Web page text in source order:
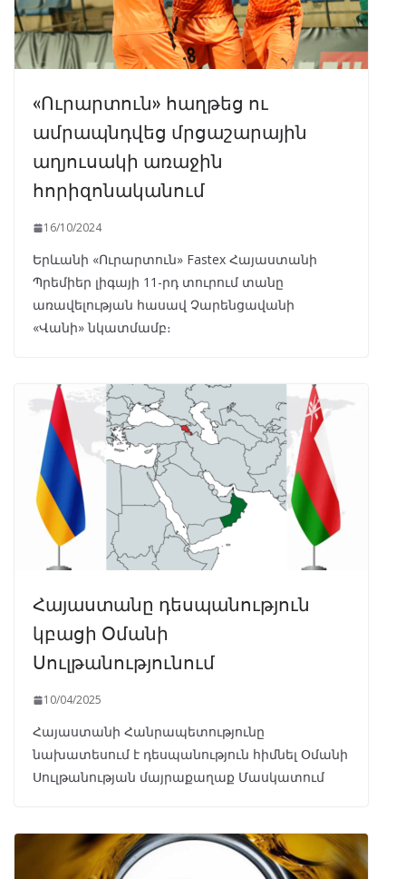
«Ուրարտուն» հաղթեց ու
ամրապնդվեց մրցաշարային
աղյուսակի առաջին
հորիզոնականում
16/10/2024
Երևանի «Ուրարտուն» Fastex Հայաստանի
Պրեմիեր լիգայի 11-րդ տուրում տանը
առավելության հասավ Չարենցավանի
«Վանի» նկատմամբ։
Հայաստանը դեսպանություն
կբացի Օմանի
Սուլթանությունում
10/04/2025
Հայաստանի Հանրապետությունը
նախատեսում է դեսպանություն հիմնել Օմանի
Սուլթանության մայրաքաղաք Մասկատում